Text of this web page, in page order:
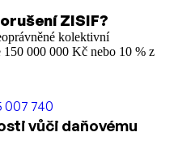
ZISIF?
kolektivní
000 000 Kč nebo 10 % z
007 740
vůči daňovému